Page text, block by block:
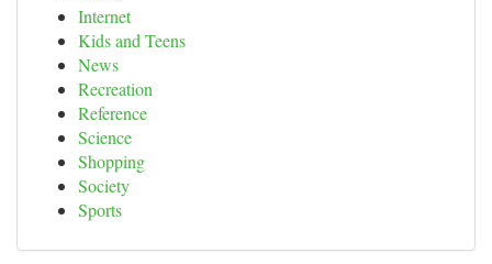
Internet
Kids and Teens
News
Recreation
Reference
Science
Shopping
Society
Sports